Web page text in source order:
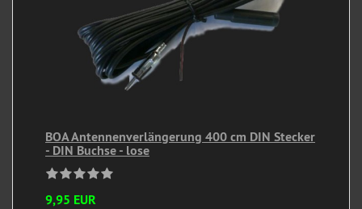
BOA Antennenverlängerung 400 cm DIN Stecker
- DIN Buchse - lose
9,95 EUR